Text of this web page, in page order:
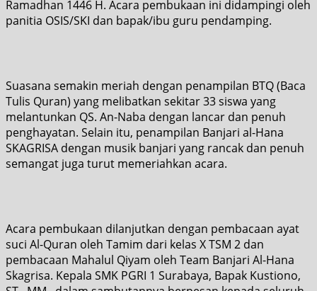
Ramadhan 1446 H. Acara pembukaan ini didampingi oleh
panitia OSIS/SKI dan bapak/ibu guru pendamping.
Suasana semakin meriah dengan penampilan BTQ (Baca
Tulis Quran) yang melibatkan sekitar 33 siswa yang
melantunkan QS. An-Naba dengan lancar dan penuh
penghayatan. Selain itu, penampilan Banjari al-Hana
SKAGRISA dengan musik banjari yang rancak dan penuh
semangat juga turut memeriahkan acara.
Acara pembukaan dilanjutkan dengan pembacaan ayat
suci Al-Quran oleh Tamim dari kelas X TSM 2 dan
pembacaan Mahalul Qiyam oleh Team Banjari Al-Hana
Skagrisa. Kepala SMK PGRI 1 Surabaya, Bapak Kustiono,